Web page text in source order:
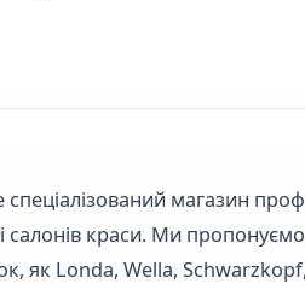
магазин
салонів краси. Ми
як Londa, Wella,